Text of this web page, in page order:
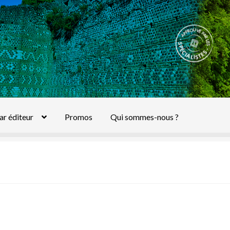
éditeur Promos Qui sommes-nous ?